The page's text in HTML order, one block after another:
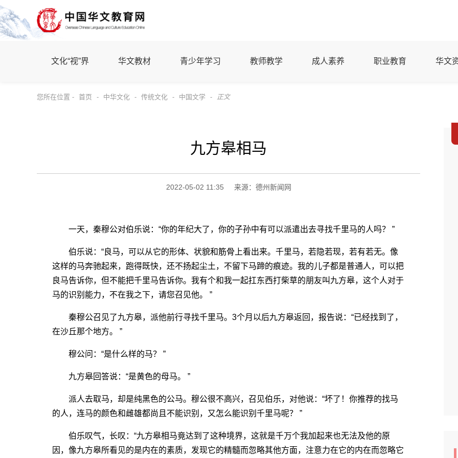
文化“视”界 华文教材 青少年学习 教师教学 成人素养 职业教育 华文
您所在位置 - 首页 - 中华文化 - 传统文化 - 中国文学 - 正文
九方皋相马
2022-05-02 11:35 来源：德州新闻网
一天，秦穆公对伯乐说：“你的年纪大了，你的子孙中有可以派遣出去寻找千里马的人吗？ ”
伯乐说：“良马，可以从它的形体、状貌和筋骨上看出来。千里马，若隐若现，若有若无。像
这样的马奔驰起来，跑得既快，还不扬起尘土，不留下马蹄的痕迹。我的儿子都是普通人，可以把
良马告诉你，但不能把千里马告诉你。我有个和我一起扛东西打柴草的朋友叫九方皋，这个人对于
马的识别能力，不在我之下，请您召见他。 ”
秦穆公召见了九方皋，派他前行寻找千里马。3个月以后九方皋返回，报告说：“已经找到了，
在沙丘那个地方。 ”
穆公问：“是什么样的马？ ”
九方皋回答说：“是黄色的母马。 ”
派人去取马，却是纯黑色的公马。穆公很不高兴，召见伯乐，对他说：“坏了！你推荐的找马
的人，连马的颜色和雌雄都尚且不能识别，又怎么能识别千里马呢？ ”
伯乐叹气，长叹：“九方皋相马竟达到了这种境界，这就是千万个我加起来也无法及他的原
因，像九方皋所看见的是内在的素质，发现它的精髓而忽略其他方面，注意力在它的内在而忽略它